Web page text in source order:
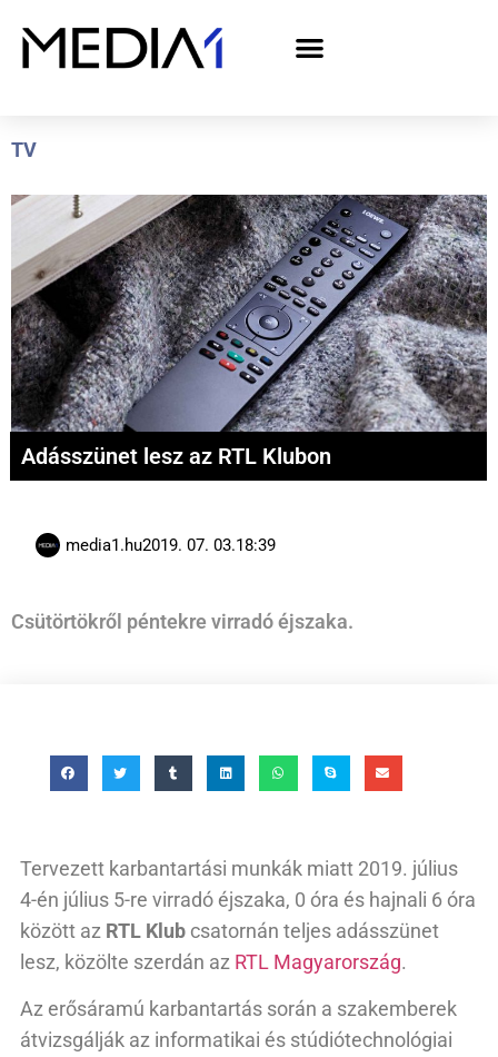
TV
Adásszünet lesz az RTL Klubon
media1.hu2019. 07. 03.18:39
Csütörtökről péntekre virradó éjszaka.
Tervezett karbantartási munkák miatt 2019. július
4-én július 5-re virradó éjszaka, 0 óra és hajnali 6 óra
között az RTL Klub csatornán teljes adásszünet
lesz, közölte szerdán az RTL Magyarország.
Az erősáramú karbantartás során a szakemberek
átvizsgálják az informatikai és stúdiótechnológiai